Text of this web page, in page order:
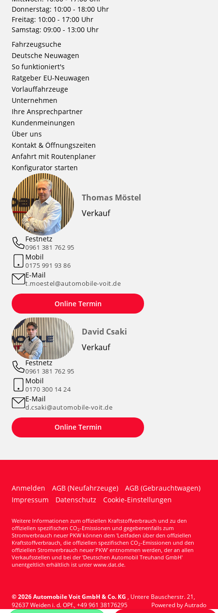
Donnerstag: 10:00 - 18:00 Uhr
Freitag: 10:00 - 17:00 Uhr
Samstag: 09:00 - 13:00 Uhr
Fahrzeugsuche
Deutsche Neuwagen
So funktioniert's
Ratgeber EU-Neuwagen
Vorlauffahrzeuge
Unternehmen
Ihre Ansprechpartner
Kundenmeinungen
Über uns
Kontakt & Öffnungszeiten
Anfahrt mit Routenplaner
Konfigurator starten
Thomas Möstel
Verkauf
Festnetz
0961 381 762 95
Mobil
0175 991 93 86
E-Mail
t.moestel@automobile-voit.de
Online Termin
David Csaki
Verkauf
Festnetz
0961 381 762 95
Mobil
0170 300 14 24
E-Mail
d.csaki@automobile-voit.de
Online Termin
Anmelden AGB (Neufahrzeuge)
AGB (Gebrauchtwagen)
Impressum
Datenschutz Cookie-Einstellungen
Weitere Informationen zum offiziellen Kraftstoffverbrauch und zu den
offiziellen spezifischen CO2-Emissionen und gegebenenfalls zum
Stromverbrauch neuer PKW können dem 'Leitfaden über den offiziellen
Kraftstoffverbrauch, die offiziellen spezifischen CO2-Emissionen und den
offiziellen Stromverbrauch neuer PKW' entnommen werden, der an allen
Verkaufsstellen und bei der 'Deutschen Automobil Treuhand GmbH'
unentgeltlich erhältlich ist unter www.dat.de.
© 2026Automobile Voit GmbH & Co. KG , Untere Bauscherstr. 21,
92637Weiden i. d. OPf., +49 961 38176295 Powered by Autrado